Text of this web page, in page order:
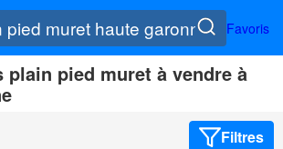
Favoris
plain pied muret à vendre à
Filtres